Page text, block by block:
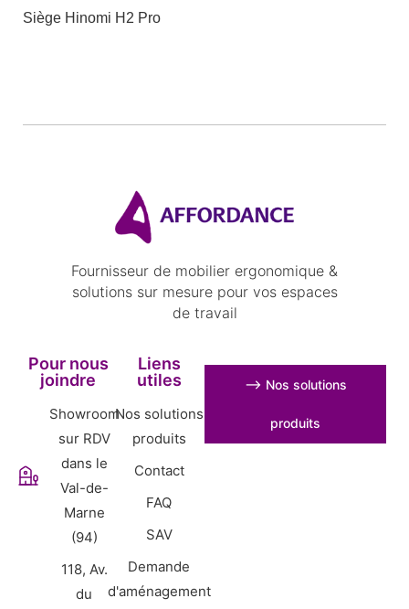
Siège Hinomi H2 Pro
Fournisseur de mobilier ergonomique &
solutions sur mesure pour vos espaces
de travail
Pour nous
joindre
Showroom
sur RDV
dans le
Val-de-
Marne
(94)
118, Av.
du
Liens
utiles
Nos solutions
produits
Contact
FAQ
SAV
Demande
d'aménagement
⟶ Nos solutions
produits